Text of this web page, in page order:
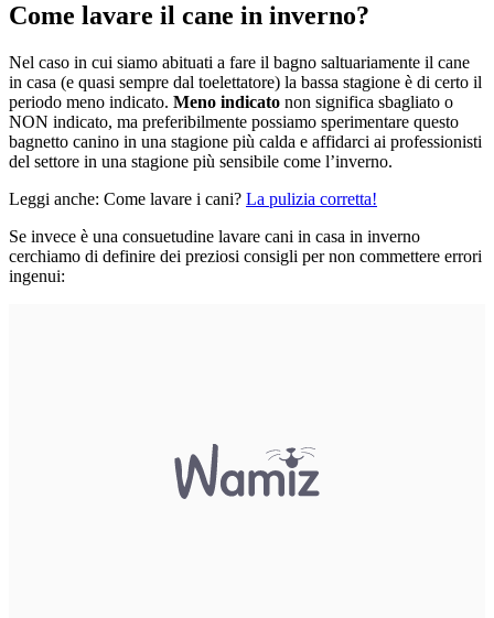
Come lavare il cane in inverno?
Nel caso in cui siamo abituati a fare il bagno saltuariamente il cane
in casa (e quasi sempre dal toelettatore) la bassa stagione è di certo il
periodo meno indicato. Meno indicato non significa sbagliato o
NON indicato, ma preferibilmente possiamo sperimentare questo
bagnetto canino in una stagione più calda e affidarci ai professionisti
del settore in una stagione più sensibile come l’inverno.
Leggi anche: Come lavare i cani? La pulizia corretta!
Se invece è una consuetudine lavare cani in casa in inverno
cerchiamo di definire dei preziosi consigli per non commettere errori
ingenui: